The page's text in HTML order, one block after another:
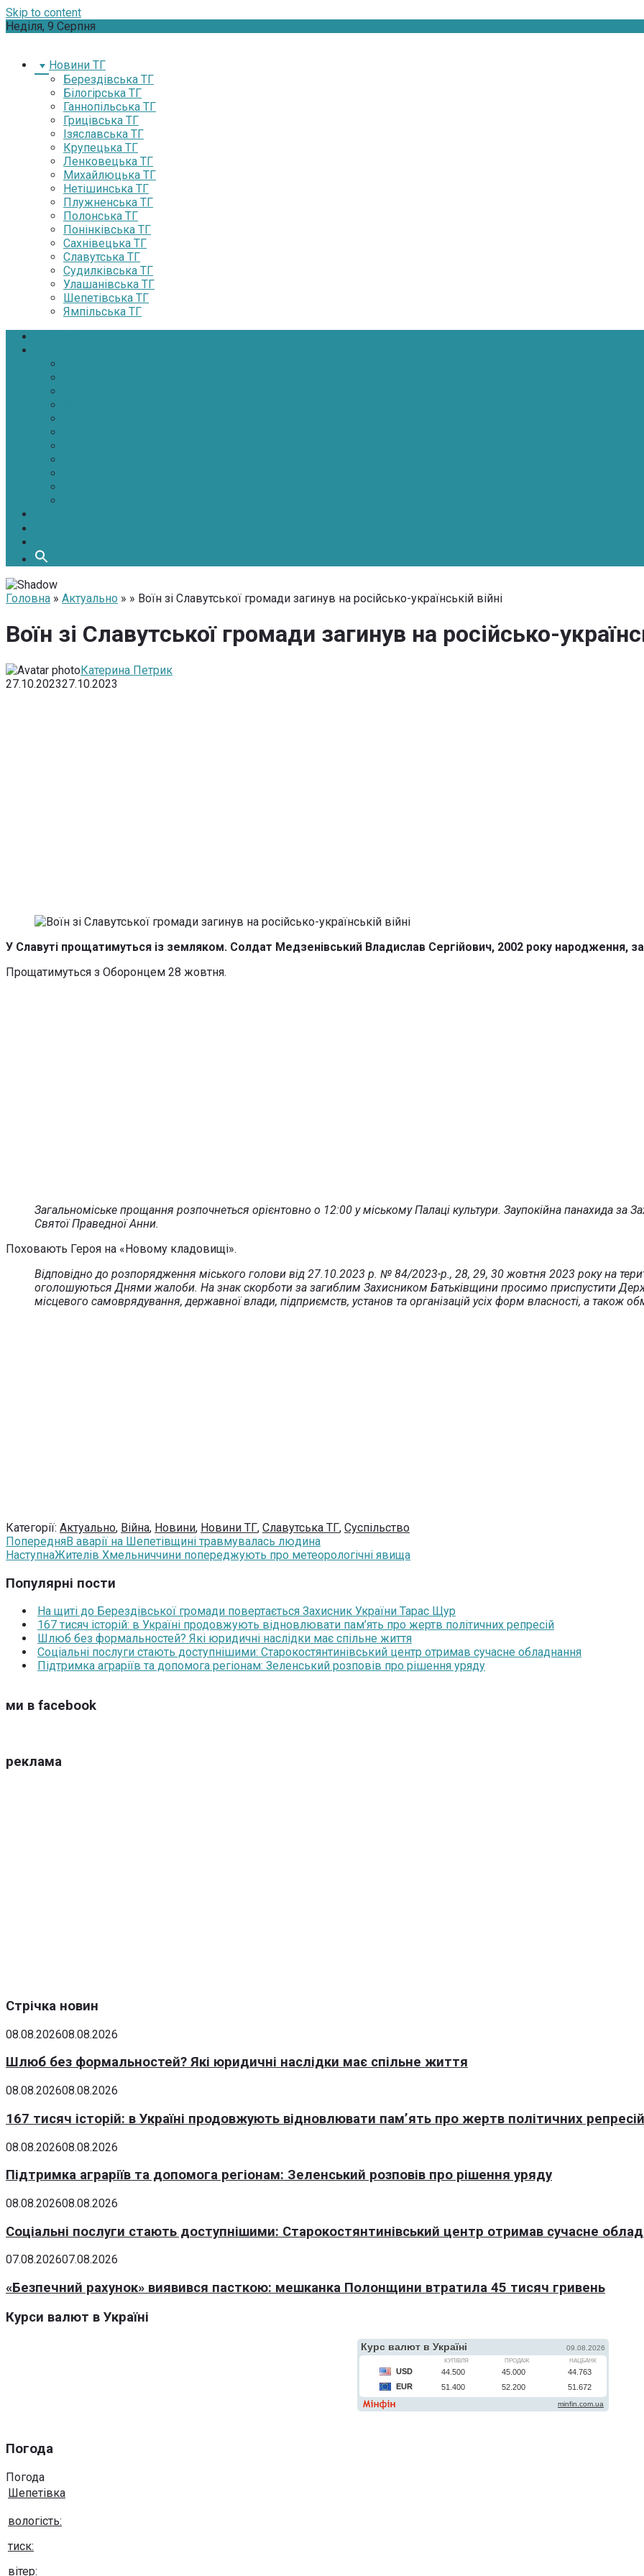
Skip to content
Неділя, 9 Серпня
Новини ТГ
Берездівська ТГ
Білогірська ТГ
Ганнопільська ТГ
Грицівська ТГ
Ізяславська ТГ
Крупецька ТГ
Ленковецька ТГ
Михайлюцька ТГ
Нетішинська ТГ
Плужненська ТГ
Полонська ТГ
Понінківська ТГ
Сахнівецька ТГ
Славутська ТГ
Судилківська ТГ
Улашанівська ТГ
Шепетівська ТГ
Ямпільська ТГ
Головна » Актуально » » Воїн зі Славутської громади загинув на російсько-українській війні
Воїн зі Славутської громади загинув на російсько-
Катерина Петрик
27.10.202327.10.2023
У Славуті прощатимуться із земляком. Солдат Медзенівський Владислав Сергійович, 2002 року народження,
Прощатимуться з Оборонцем 28 жовтня.
Загальноміське прощання розпочнеться орієнтовно о 12:00 у міському Палаці культури. Заупокійна панахида за
Святої Праведної Анни.
Поховають Героя на «Новому кладовищі».
Відповідно до розпорядження міського голови від 27.10.2023 р. № 84/2023-р., 28, 29, 30 жовтня 2023 року на
оголошуються Днями жалоби. На знак скорботи за загиблим Захисником Батьківщини просимо приспустити
місцевого самоврядування, державної влади, підприємств, установ та організацій усіх форм власності, а також
Категорії: Актуально, Війна, Новини, Новини ТГ, Славутська ТГ, Суспільство
ПопередняВ аварії на Шепетівщині травмувалась людина
НаступнаЖителів Хмельниччини попереджують про метеорологічні явища
Популярні пости
На щиті до Берездівської громади повертається Захисник України Тарас Щур
167 тисяч історій: в Україні продовжують відновлювати пам’ять про жертв політичних репресій
Шлюб без формальностей? Які юридичні наслідки має спільне життя
Соціальні послуги стають доступнішими: Старокостянтинівський центр отримав сучасне обладнання
Підтримка аграріїв та допомога регіонам: Зеленський розповів про рішення уряду
ми в facebook
реклама
Стрічка новин
08.08.202608.08.2026
Шлюб без формальностей? Які юридичні наслідки має спільне життя
08.08.202608.08.2026
167 тисяч історій: в Україні продовжують відновлювати пам’ять про жертв політичних репресій
08.08.202608.08.2026
Підтримка аграріїв та допомога регіонам: Зеленський розповів про рішення уряду
08.08.202608.08.2026
Соціальні послуги стають доступнішими: Старокостянтинівський центр отримав сучасне
07.08.202607.08.2026
«Безпечний рахунок» виявився пасткою: мешканка Полонщини втратила 45 тисяч гривень
Курси валют в Україні
Погода
Погода
Шепетівка
вологість:
тиск:
вітер: